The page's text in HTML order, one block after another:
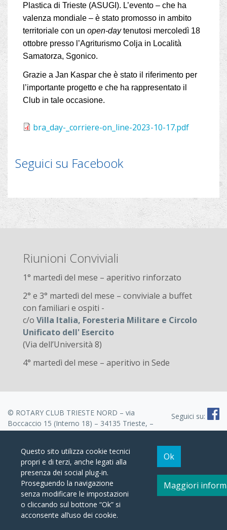
Plastica di Trieste (ASUGI). L’evento – che ha
valenza mondiale – è stato promosso in ambito
territoriale con un open-daytenutosi mercoledì 18
ottobre presso l’Agriturismo Colja in Località
Samatorza, Sgonico.
Grazie a Jan Kaspar che è stato il riferimento per
l’importante progetto e che ha rappresentato il
Club in tale occasione.
bra_day-_corriere-on_line-2023-10-17.pdf
Seguici su Facebook
Riunioni Conviviali
1° martedì del mese – aperitivo rinforzato
2° e 3° martedì del mese – conviviale a buffet
con familiari e ospiti -
c/o Villa Italia, Foresteria Militare e Circolo
Unificato dell' Esercito
(Via dell’Università 8)
4° martedì del mese – aperitivo in Sede
Seguici su:
© ROTARY CLUB TRIESTE NORD – via
Boccaccio 15 (Interno 18) – 34135 Trieste, –
tsnord@rotarytriestenord.it
Note legali e Informativa Privacy–Informativa estesa cookie
Questo sito utilizza cookie tecnici
propri e di terzi, anche legati alla
presenza dei social plug-in.
Proseguendo la navigazione
senza modificare le impostazioni
o cliccando sul bottone “Ok” si
acconsente all’uso dei cookie.
Ok
Maggiori